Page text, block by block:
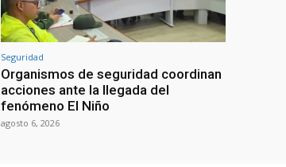
Seguridad
Organismos de seguridad coordinan
acciones ante la llegada del
fenómeno El Niño
agosto 6, 2026